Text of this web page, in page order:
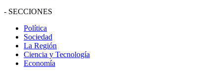
- SECCIONES
Política
Sociedad
La Región
Ciencia y Tecnología
Economía